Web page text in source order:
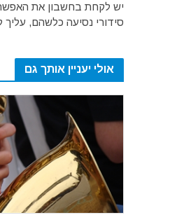
יש לקחת בחשבון את
סידורי נסיעה כלשהם,
אולי יעניין אותך גם